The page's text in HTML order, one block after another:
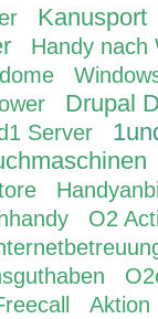
Kanusport
Handy nach
Drupal
Server
O2
Aktion